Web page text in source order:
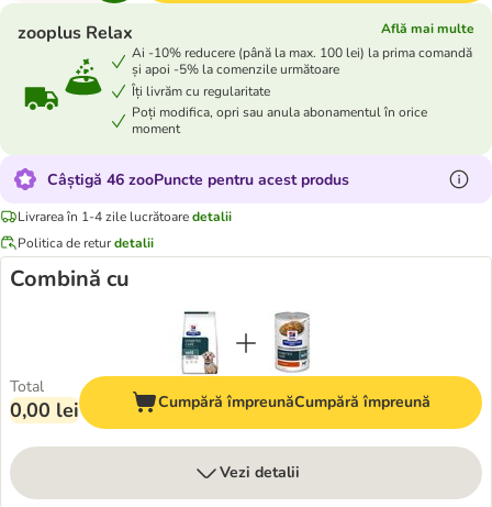
zooplus Relax
Află mai multe
Ai -10% reducere (până la max. 100 lei) la prima comandă
și apoi -5% la comenzile următoare
Îți livrăm cu regularitate
Poți modifica, opri sau anula abonamentul în orice
moment
Câștigă 46 zooPuncte pentru acest produs
Livrarea în 1-4 zile lucrătoaredetalii
Politica de returdetalii
Combină cu
Total
0,00 lei Cumpără împreunăCumpără împreună
Vezi detalii